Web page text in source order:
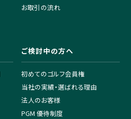
お取引の流れ
ご検討中の方へ
初めてのゴルフ会員権
当社の実績・選ばれる理由
法人のお客様
PGM 優待制度